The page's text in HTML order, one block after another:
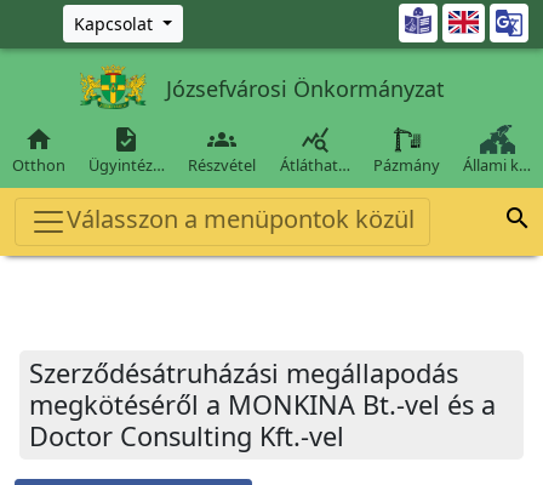
Ugrás a fő tartalomra
Kapcsolat 
Józsefvárosi Önkormányzat

Otthon

Ügyintéz…

Részvétel

Átláthat… Pázmány Állami k…
Válasszon a menüpontok közül 
Szerződésátruházási megállapodás
megkötéséről a MONKINA Bt.-vel és a
Doctor Consulting Kft.-vel